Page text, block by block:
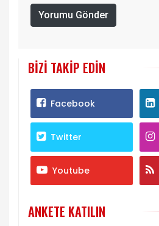
Yorumu Gönder
BIZI TAKIP EDIN
Facebook
Twitter
Youtube
ANKETE KATILIN